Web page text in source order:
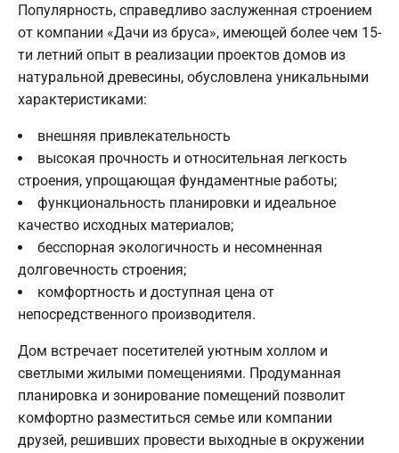
Популярность, справедливо заслуженная строением
от компании «Дачи из бруса», имеющей более чем 15-
ти летний опыт в реализации проектов домов из
натуральной древесины, обусловлена уникальными
характеристиками:
внешняя привлекательность
высокая прочность и относительная легкость
строения, упрощающая фундаментные работы;
функциональность планировки и идеальное
качество исходных материалов;
бесспорная экологичность и несомненная
долговечность строения;
комфортность и доступная цена от
непосредственного производителя.
Дом встречает посетителей уютным холлом и
светлыми жилыми помещениями. Продуманная
планировка и зонирование помещений позволит
комфортно разместиться семье или компании
друзей, решивших провести выходные в окружении